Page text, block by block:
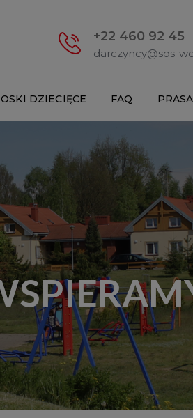
+22 460 92 45
darczyncy@sos-
DZIECIĘCE FAQ PRASA